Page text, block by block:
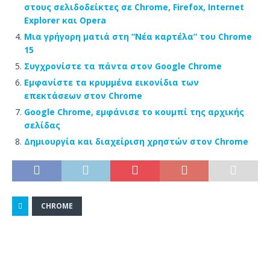
στους σελιδοδείκτες σε Chrome, Firefox, Internet
Explorer και Opera
Μια γρήγορη ματιά στη “Νέα καρτέλα” του Chrome
15
Συγχρονίστε τα πάντα στον Google Chrome
Εμφανίστε τα κρυμμένα εικονίδια των
επεκτάσεων στον Chrome
Google Chrome, εμφάνισε το κουμπί της αρχικής
σελίδας
Δημιουργία και διαχείριση χρηστών στον Chrome
CHROME